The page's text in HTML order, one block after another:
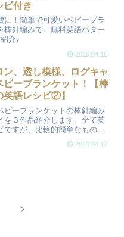
ピ付き
に！簡単で可愛いベビーブラ
棒針編みで。無料英語パター
介♪
2020.04.16
ン、透し模様、ログキャ
ビーブランケット！【棒
英語レシピ②】
ビーブランケットの棒針編み
を３作品紹介します。全て英
ですが、比較的簡単なものを
2020.04.17
次